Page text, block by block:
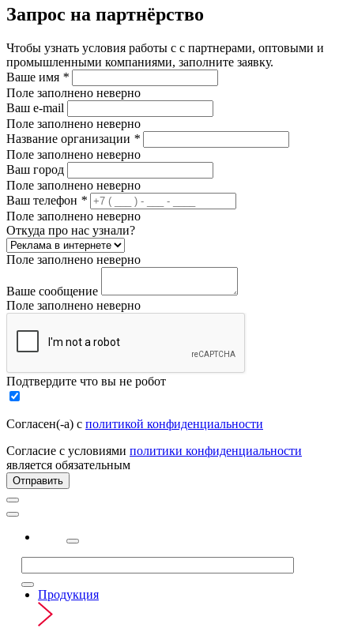
Запрос на партнёрство
Чтобы узнать условия работы с с партнерами, оптовыми и
промышленными компаниями, заполните заявку.
Ваше имя *
Поле заполнено неверно
Ваш e-mail
Поле заполнено неверно
Название организации *
Поле заполнено неверно
Ваш город
Поле заполнено неверно
Ваш телефон *
Поле заполнено неверно
Откуда про нас узнали?
Поле заполнено неверно
Ваше сообщение
Поле заполнено неверно
Подтвердите что вы не робот
Согласен(-а) с политикой конфиденциальности
Согласие с условиями политики конфиденциальности
является обязательным
Отправить
Продукция